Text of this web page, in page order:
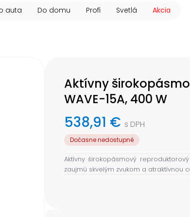
auta Do domu Profi Svetlá Akcia
Aktívny
WAVE-15A, 400 W
538,91 € s DPH
Dočasne nedostupné
Aktívny širokopásmový
zaujmú skvelým zvukom a atraktívnou